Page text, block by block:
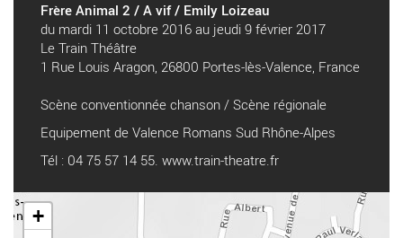
Frère Animal 2 / A vif / Emily Loizeau
du mardi 11 octobre 2016 au jeudi 9 février 2017
Le Train Théâtre
1 Rue Louis Aragon, 26800 Portes-lès-Valence, France
Scène conventionnée chanson / Scène régionale
Equipement de Valence Romans Sud Rhône-Alpes
Tél : 04 75 57 14 55. www.train-theatre.fr
+